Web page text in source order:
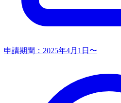
申請期間： 2025年4月1日〜